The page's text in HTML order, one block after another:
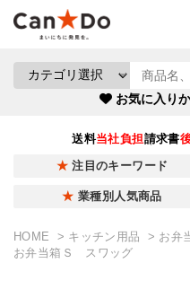
お気に入り
送料当社負担請求書
注目のキーワード
業種別人気商品
HOME キッチン用品
お弁
お弁当箱Ｓ スワッグ